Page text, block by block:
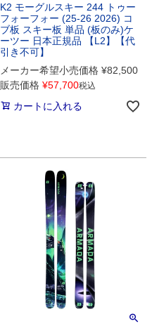
K2 モーグルスキー 244 トゥー
フォーフォー (25-26 2026) コ
ブ板 スキー板 単品 (板のみ)ケ
ーツー 日本正規品 【L2】【代
引き不可】
メーカー希望小売価格 ¥82,500
販売価格 ¥57,700税込
カートに入れる